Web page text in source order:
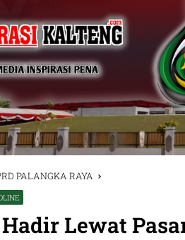
PALANGKA RAYA
Lewat